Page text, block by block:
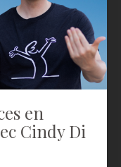
en
Cindy Di